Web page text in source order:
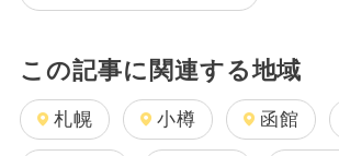
この記事に関連する地域
札幌 小樽 函館